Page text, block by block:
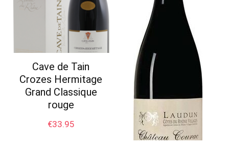
Cave de Tain
Crozes Hermitage
Grand Classique
rouge
€33.95